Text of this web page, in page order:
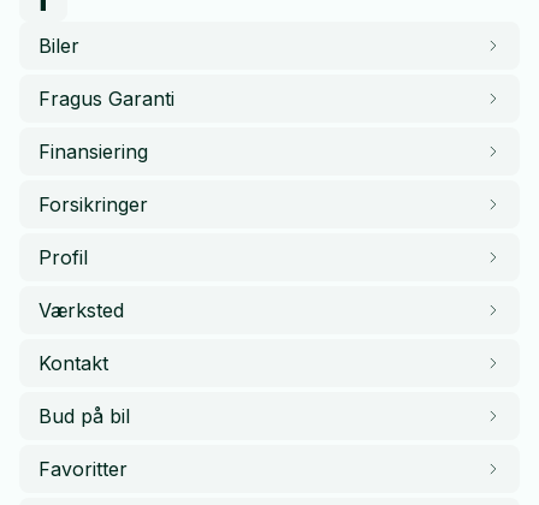
Biler
Fragus Garanti
Finansiering
Forsikringer
Profil
Værksted
Kontakt
Bud på bil
Favoritter